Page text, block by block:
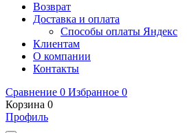
Возврат
Доставка и оплата
Способы оплаты Яндекс
Клиентам
О компании
Контакты
Сравнение 0 Избранное 0
Корзина 0
Профиль